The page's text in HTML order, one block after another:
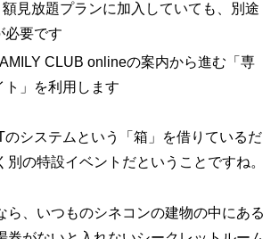
見放題プランに加入していても、別途
必要です
CLUB onlineの案内から進む「専
ト」を利用します
システムという「箱」を借りているだ
別の特設イベントだということですね。
ら、いつものシネコンの建物の中にある